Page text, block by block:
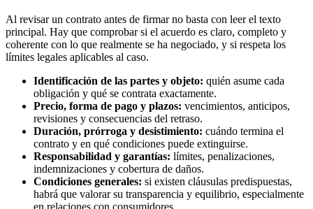
Al revisar un contrato antes de firmar no basta con leer el texto
principal. Hay que comprobar si el acuerdo es claro, completo y
coherente con lo que realmente se ha negociado, y si respeta los
límites legales aplicables al caso.
Identificación de las partes y objeto: quién asume cada
obligación y qué se contrata exactamente.
Precio, forma de pago y plazos: vencimientos, anticipos,
revisiones y consecuencias del retraso.
Duración, prórroga y desistimiento: cuándo termina el
contrato y en qué condiciones puede extinguirse.
Responsabilidad y garantías: límites, penalizaciones,
indemnizaciones y cobertura de daños.
Condiciones generales: si existen cláusulas predispuestas,
habrá que valorar su transparencia y equilibrio, especialmente
en relaciones con consumidores.